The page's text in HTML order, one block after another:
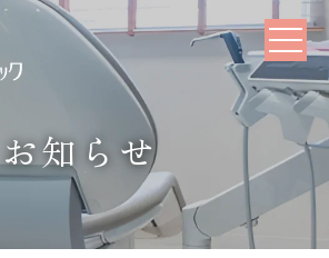
お知らせ